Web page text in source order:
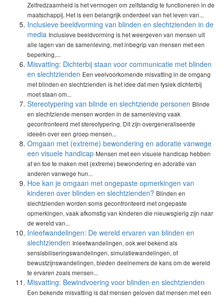
Zelfredzaamheid is het vermogen om zelfstandig te functioneren in de
maatschappij. Het is een belangrijk onderdeel van het leven van...
Inclusieve beeldvorming van blinden en slechtzienden in de
media Inclusieve beeldvorming is het weergeven van mensen uit
alle lagen van de samenleving, met inbegrip van mensen met een
beperking,...
Misvatting: Dichterbij staan voor communicatie met blinden
en slechtzienden Een veelvoorkomende misvatting in de omgang
met blinden en slechtzienden is het idee dat men fysiek dichterbij
moet staan om...
Stereotypering van blinde en slechtziende personen Blinde
en slechtziende mensen worden in de samenleving vaak
geconfronteerd met stereotypering. Dit zijn overgeneraliseerde
ideeën over een groep mensen...
Omgaan met (extreme) bewondering en adoratie vanwege
een visuele handicap Mensen met een visuele handicap hebben
af en toe te maken met (extreme) bewondering en adoratie van
anderen vanwege hun...
Hoe kan je omgaan met ongepaste opmerkingen van
kinderen over blinden en slechtzienden? Blinden en
slechtzienden worden soms geconfronteerd met ongepaste
opmerkingen, vaak afkomstig van kinderen die nieuwsgierig zijn naar
de wereld van...
Inleefwandelingen: De wereld ervaren van blinden en
slechtzienden Inleefwandelingen, ook wel bekend als
sensisbiliseringswandelingen, simulatiewandelingen, of
bewustzijnswandelingen, bieden deelnemers de kans om de wereld
te ervaren zoals mensen...
Misvatting: Bewindvoering voor blinden en slechtzienden
Een bekende misvatting is dat mensen geloven dat mensen met een